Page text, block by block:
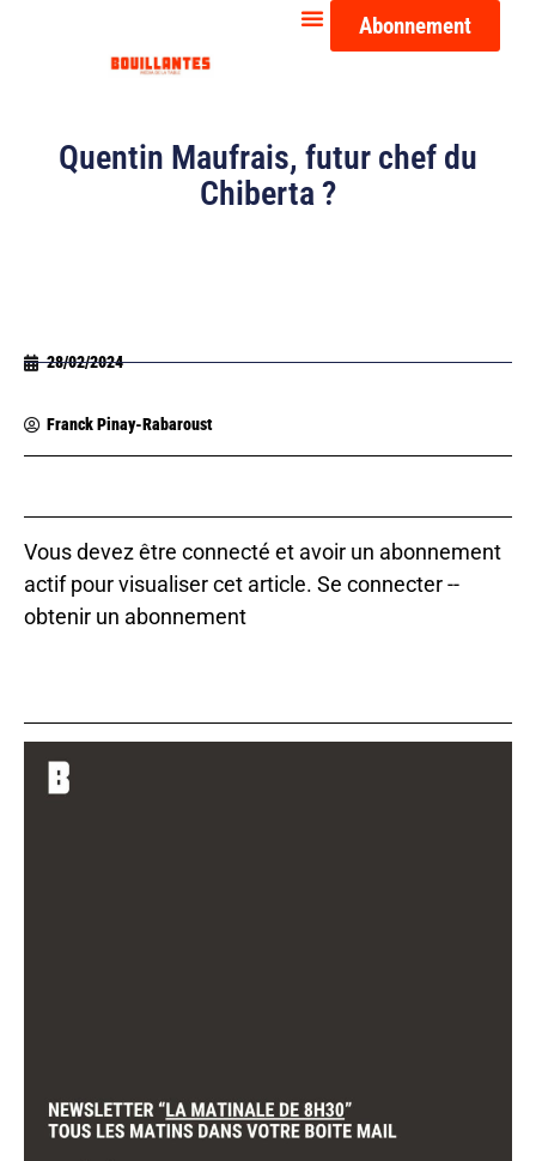
Abonnement
Quentin Maufrais, futur chef du
Chiberta ?
28/02/2024
Franck Pinay-Rabaroust
Vous devez être connecté et avoir un abonnement
actif pour visualiser cet article. Se connecter--
obtenir un abonnement